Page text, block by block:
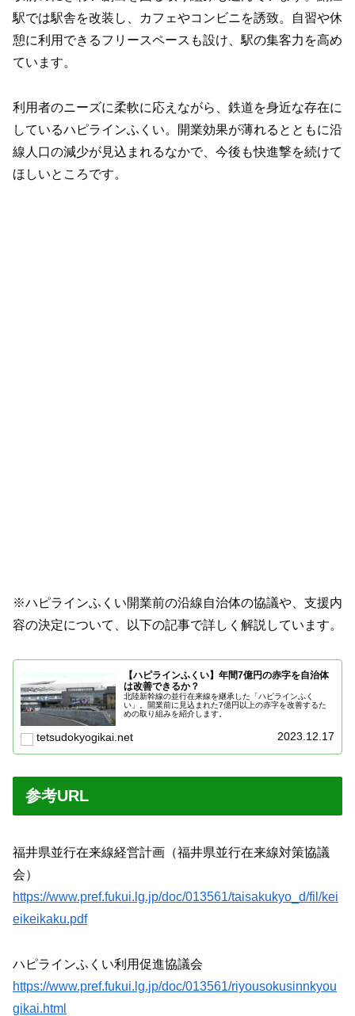
駅では駅舎を改装し、カフェやコンビニを誘致。自習や休
憩に利用できるフリースペースも設け、駅の集客力を高め
ています。
利用者のニーズに柔軟に応えながら、鉄道を身近な存在に
しているハピラインふくい。開業効果が薄れるとともに沿
線人口の減少が見込まれるなかで、今後も快進撃を続けて
ほしいところです。
※ハピラインふくい開業前の沿線自治体の協議や、支援内
容の決定について、以下の記事で詳しく解説しています。
【ハピラインふくい】年間7億円の赤字を自治体
は改善できるか？
北陸新幹線の並行在来線を継承した「ハピラインふく
い」。開業前に見込まれた7億円以上の赤字を改善するた
めの取り組みを紹介します。
tetsudokyogikai.net 2023.12.17
参考URL
福井県並行在来線経営計画（福井県並行在来線対策協議
会）
https://www.pref.fukui.lg.jp/doc/013561/taisakukyo_d/fil/kei
eikeikaku.pdf
ハピラインふくい利用促進協議会
https://www.pref.fukui.lg.jp/doc/013561/riyousokusinnkyou
gikai.html